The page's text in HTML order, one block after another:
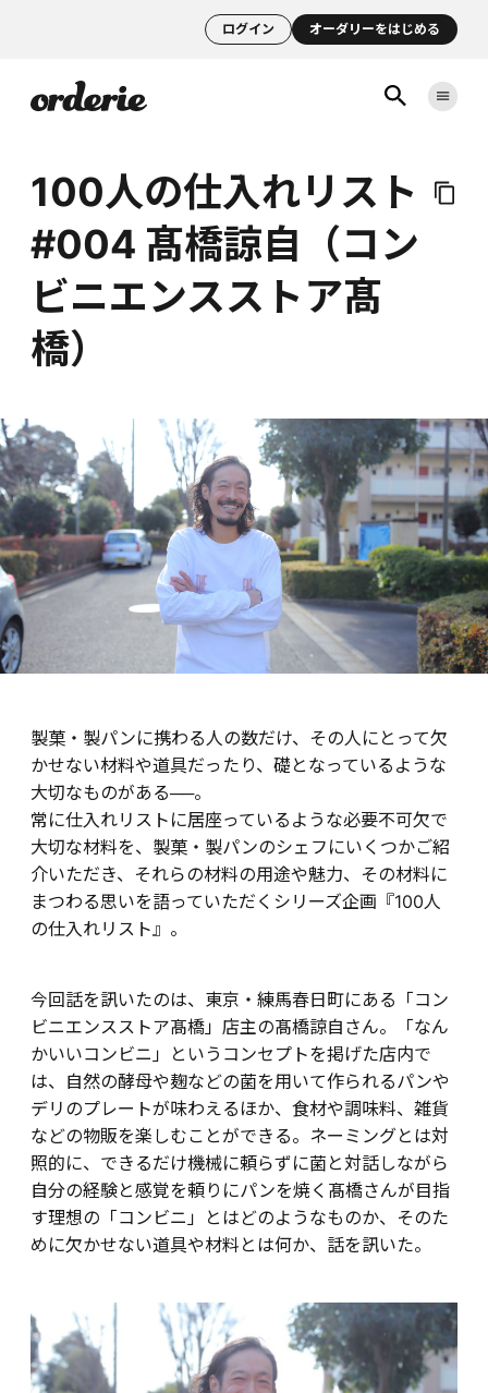
ログイン オーダリーをはじめる
100人の仕入れリスト
#004 髙橋諒自（コン
ビニエンスストア髙
橋）
製菓・製パンに携わる人の数だけ、その人にとって欠
かせない材料や道具だったり、礎となっているような
大切なものがある──。
常に仕入れリストに居座っているような必要不可欠で
大切な材料を、製菓・製パンのシェフにいくつかご紹
介いただき、それらの材料の用途や魅力、その材料に
まつわる思いを語っていただくシリーズ企画『100人
の仕入れリスト』。
今回話を訊いたのは、東京・練馬春日町にある「コン
ビニエンスストア髙橋」店主の髙橋諒自さん。「なん
かいいコンビニ」というコンセプトを掲げた店内で
は、自然の酵母や麹などの菌を用いて作られるパンや
デリのプレートが味わえるほか、食材や調味料、雑貨
などの物販を楽しむことができる。ネーミングとは対
照的に、できるだけ機械に頼らずに菌と対話しながら
自分の経験と感覚を頼りにパンを焼く髙橋さんが目指
す理想の「コンビニ」とはどのようなものか、そのた
めに欠かせない道具や材料とは何か、話を訊いた。